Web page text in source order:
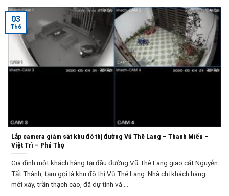
Lắp camera giám sát khu đô thị đường Vũ Thê Lang – Thanh Miếu –
Việt Trì – Phú Thọ
Gia đình một khách hàng tại đầu đường Vũ Thê Lang giao cắt Nguyễn
Tất Thành, tạm gọi là khu đô thị Vũ Thê Lang. Nhà chị khách hàng
mới xây, trần thạch cao, đã dự tính và ...
03
Th6